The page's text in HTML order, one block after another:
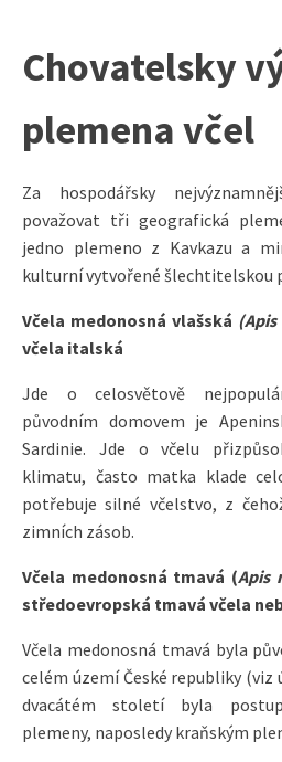
Chovatelsky
plemena včel
Za hospodářsky
považovat tři geografická
jedno plemeno z Kavkazu a
kulturní vytvořené šlechtitelskou
Včela medonosná vlašská
včela italská
Jde o celosvětově
původním domovem je
Sardinie. Jde o včelu
klimatu, často matka klade
potřebuje silné včelstvo, z
zimních zásob.
Včela medonosná tmavá (Apis
středoevropská tmavá včela
Včela medonosná tmavá byla
celém území České republiky (viz
dvacátém století byla
plemeny, naposledy kraňským